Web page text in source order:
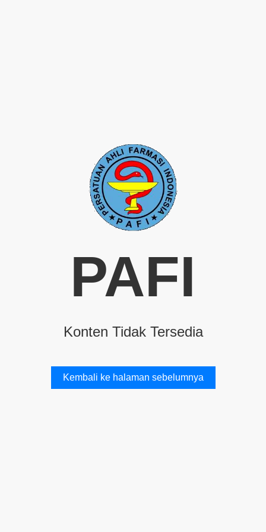
PAFI
Konten Tidak Tersedia
Kembali ke halaman sebelumnya